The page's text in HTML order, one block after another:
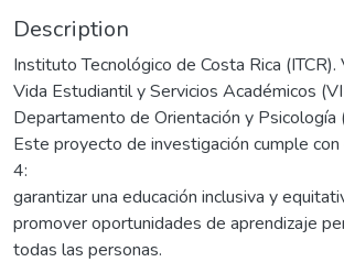
Description
Instituto Tecnológico de Costa Rica
Vida Estudiantil y Servicios Académicos
Departamento de Orientación y
Este proyecto de investigación cumple
4:
garantizar una educación inclusiva y
promover oportunidades de aprendizaje
todas las personas.